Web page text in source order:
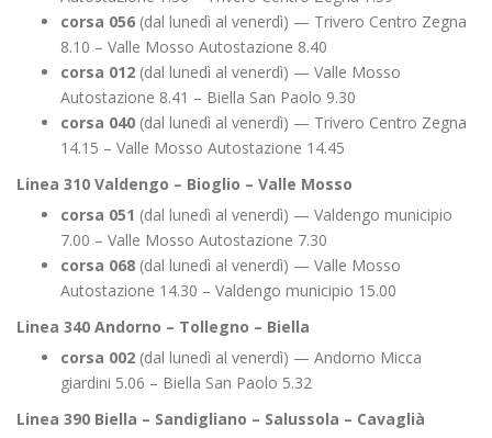
corsa 056 (dal lunedì al venerdì) — Trivero Centro Zegna
8.10 – Valle Mosso Autostazione 8.40
corsa 012 (dal lunedì al venerdì) — Valle Mosso
Autostazione 8.41 – Biella San Paolo 9.30
corsa 040 (dal lunedì al venerdì) — Trivero Centro Zegna
14.15 – Valle Mosso Autostazione 14.45
Linea 310 Valdengo – Bioglio – Valle Mosso
corsa 051 (dal lunedì al venerdì) — Valdengo municipio
7.00 – Valle Mosso Autostazione 7.30
corsa 068 (dal lunedì al venerdì) — Valle Mosso
Autostazione 14.30 – Valdengo municipio 15.00
Linea 340 Andorno – Tollegno – Biella
corsa 002 (dal lunedì al venerdì) — Andorno Micca
giardini 5.06 – Biella San Paolo 5.32
Linea 390 Biella – Sandigliano – Salussola – Cavaglià